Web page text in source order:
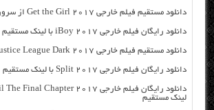
دانلود مستقیم فیلم خارجی Get the Girl 2017 از سرور سایت
دانلود رایگان فیلم خارجی iBoy 2017 با لینک مستقیم
دانلود مستقیم فیلم خارجی Justice League Dark 2017 از سرور سایت
دانلود رایگان فیلم خارجی Split 2017 با لینک مستقیم
لینک مستقیم